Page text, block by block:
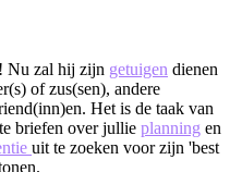
Nu zal hij zijn getuigen dienen
of zus(sen), andere
Het is de taak van
briefen over jullie planning en
uit te zoeken voor zijn 'best